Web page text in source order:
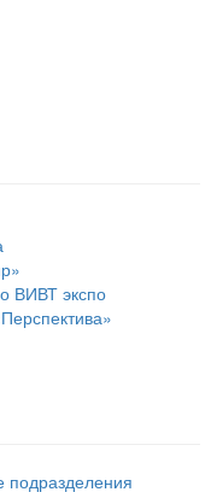
ВИВТ экспо
подразделения